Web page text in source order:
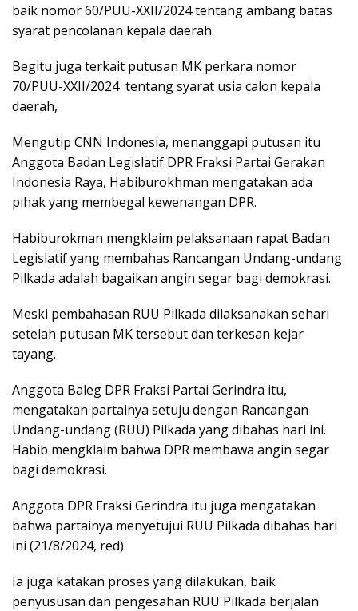
baik nomor 60/PUU-XXII/2024 tentang ambang batas
syarat pencolanan kepala daerah.
Begitu juga terkait putusan MK perkara nomor
70/PUU-XXII/2024 tentang syarat usia calon kepala
daerah,
Mengutip CNN Indonesia, menanggapi putusan itu
Anggota Badan Legislatif DPR Fraksi Partai Gerakan
Indonesia Raya, Habiburokhman mengatakan ada
pihak yang membegal kewenangan DPR.
Habiburokman mengklaim pelaksanaan rapat Badan
Legislatif yang membahas Rancangan Undang-undang
Pilkada adalah bagaikan angin segar bagi demokrasi.
Meski pembahasan RUU Pilkada dilaksanakan sehari
setelah putusan MK tersebut dan terkesan kejar
tayang.
Anggota Baleg DPR Fraksi Partai Gerindra itu,
mengatakan partainya setuju dengan Rancangan
Undang-undang (RUU) Pilkada yang dibahas hari ini.
Habib mengklaim bahwa DPR membawa angin segar
bagi demokrasi.
Anggota DPR Fraksi Gerindra itu juga mengatakan
bahwa partainya menyetujui RUU Pilkada dibahas hari
ini (21/8/2024, red).
Ia juga katakan proses yang dilakukan, baik
penyususan dan pengesahan RUU Pilkada berjalan